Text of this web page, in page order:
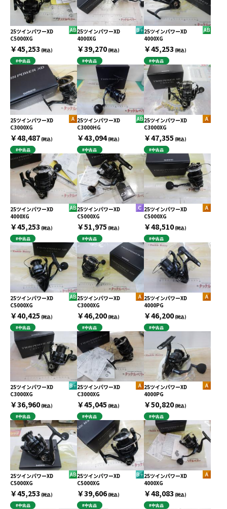
25ツインパワーXD
C5000XG
￥45,253 (税込)
#中古品
25ツインパワーXD
4000XG
￥39,270(税込)
#中古品
25ツインパワーXD
4000XG
￥45,253 (税込)
#中古品
25ツインパワーXD
C3000XG
￥48,487(税込)
#中古品
25ツインパワーXD
C3000HG
￥43,094(税込)
#中古品
25ツインパワーXD
C3000XG
￥47,355 (税込)
#中古品
25ツインパワーXD
4000XG
￥45,253 (税込)
#中古品
25ツインパワーXD
C5000XG
￥51,975 (税込)
#中古品
25ツインパワーXD
C5000XG
￥48,510(税込)
#中古品
25ツインパワーXD
C5000XG
￥40,425 (税込)
#中古品
25ツインパワーXD
C3000XG
￥46,200(税込)
#中古品
25ツインパワーXD
4000PG
￥46,200(税込)
#中古品
25ツインパワーXD
C3000XG
￥36,960(税込)
#中古品
25ツインパワーXD
C3000XG
￥45,045 (税込)
#中古品
25ツインパワーXD
4000PG
￥50,820(税込)
#中古品
25ツインパワーXD
C5000XG
￥45,253 (税込)
#中古品
25ツインパワーXD
C5000XG
￥39,606(税込)
#中古品
25ツインパワーXD
4000XG
￥48,083 (税込)
#中古品